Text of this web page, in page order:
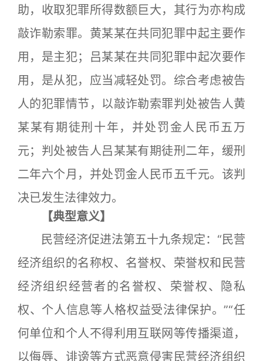
助，收取犯罪所得数额巨大，其行为亦构成
敲诈勒索罪。黄某某在共同犯罪中起主要作
用，是主犯；吕某某在共同犯罪中起次要作
用，是从犯，应当减轻处罚。综合考虑被告
人的犯罪情节，以敲诈勒索罪判处被告人黄
某某有期徒刑十年，并处罚金人民币五万
元；判处被告人吕某某有期徒刑二年，缓刑
二年六个月，并处罚金人民币五千元。该判
决已发生法律效力。
【典型意义】
民营经济促进法第五十九条规定：“民营
经济组织的名称权、名誉权、荣誉权和民营
经济组织经营者的名誉权、荣誉权、隐私
权、个人信息等人格权益受法律保护。”“任
何单位和个人不得利用互联网等传播渠道，
以侮辱、诽谤等方式恶意侵害民营经济组织